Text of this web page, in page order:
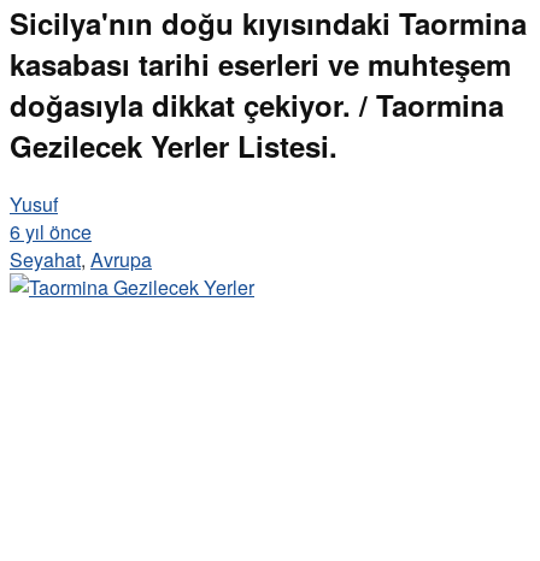
Sicilya'nın doğu kıyısındaki Taormina
kasabası tarihi eserleri ve muhteşem
doğasıyla dikkat çekiyor. / Taormina
Gezilecek Yerler Listesi.
Yusuf
6 yıl önce
Seyahat, Avrupa